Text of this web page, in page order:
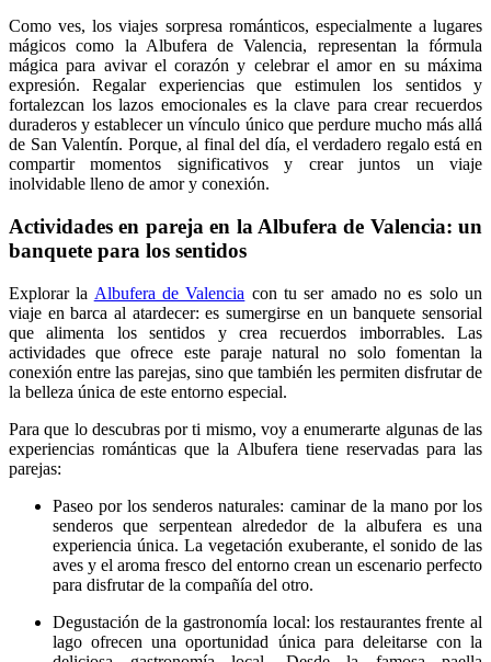
Como ves, los viajes sorpresa románticos, especialmente a lugares
mágicos como la Albufera de Valencia, representan la fórmula
mágica para avivar el corazón y celebrar el amor en su máxima
expresión. Regalar experiencias que estimulen los sentidos y
fortalezcan los lazos emocionales es la clave para crear recuerdos
duraderos y establecer un vínculo único que perdure mucho más allá
de San Valentín. Porque, al final del día, el verdadero regalo está en
compartir momentos significativos y crear juntos un viaje
inolvidable lleno de amor y conexión.
Actividades en pareja en la Albufera de Valencia: un
banquete para los sentidos
Explorar la Albufera de Valencia con tu ser amado no es solo un
viaje en barca al atardecer: es sumergirse en un banquete sensorial
que alimenta los sentidos y crea recuerdos imborrables. Las
actividades que ofrece este paraje natural no solo fomentan la
conexión entre las parejas, sino que también les permiten disfrutar de
la belleza única de este entorno especial.
Para que lo descubras por ti mismo, voy a enumerarte algunas de las
experiencias románticas que la Albufera tiene reservadas para las
parejas:
Paseo por los senderos naturales: caminar de la mano por los
senderos que serpentean alrededor de la albufera es una
experiencia única. La vegetación exuberante, el sonido de las
aves y el aroma fresco del entorno crean un escenario perfecto
para disfrutar de la compañía del otro.
Degustación de la gastronomía local: los restaurantes frente al
lago ofrecen una oportunidad única para deleitarse con la